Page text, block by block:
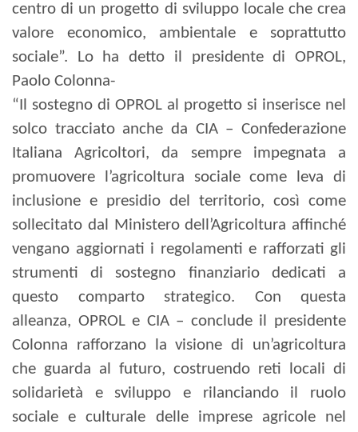
centro di un progetto di sviluppo locale che crea
valore economico, ambientale e soprattutto
sociale”. Lo ha detto il presidente di OPROL,
Paolo Colonna-
“Il sostegno di OPROL al progetto si inserisce nel
solco tracciato anche da CIA – Confederazione
Italiana Agricoltori, da sempre impegnata a
promuovere l’agricoltura sociale come leva di
inclusione e presidio del territorio, così come
sollecitato dal Ministero dell’Agricoltura affinché
vengano aggiornati i regolamenti e rafforzati gli
strumenti di sostegno finanziario dedicati a
questo comparto strategico. Con questa
alleanza, OPROL e CIA – conclude il presidente
Colonna rafforzano la visione di un’agricoltura
che guarda al futuro, costruendo reti locali di
solidarietà e sviluppo e rilanciando il ruolo
sociale e culturale delle imprese agricole nel